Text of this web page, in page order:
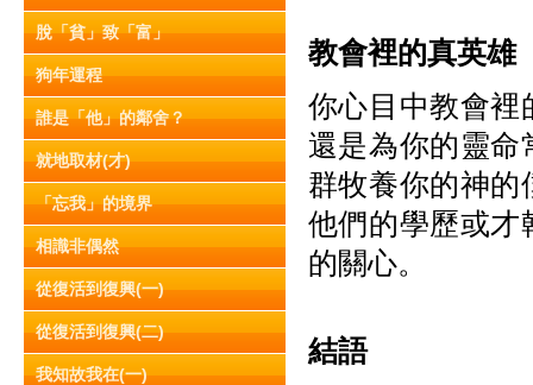
脫「貧」致「富」
狗年運程
誰是「他」的鄰舍？
就地取材(才)
「忘我」的境界
相識非偶然
從復活到復興(一)
從復活到復興(二)
我知故我在(一)
教會裡的真英雄
你心目中教會裡
還是為你的靈命
群牧養你的神的
他們的學歷或才
的關心。
結語